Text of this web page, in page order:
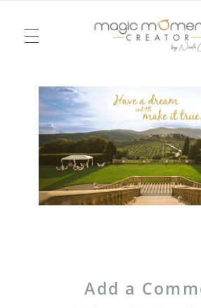
Magic Moments Creator
FASHION
CHRONICLES
MEETINGS
EVENTS
WEDDING
Add a